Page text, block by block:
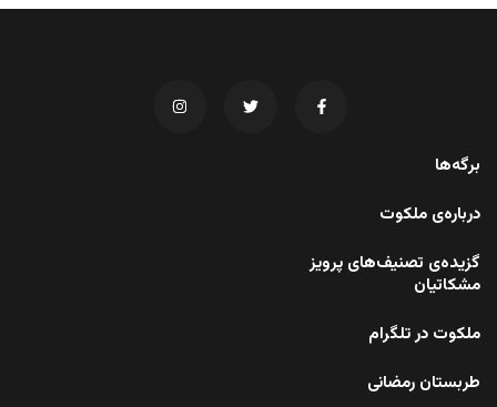
برگه‌ها
درباره‌ی ملکوت
گزیده‌ی تصنیف‌های پرویز
مشکاتیان
ملکوت در تلگرام
طربستان رمضانی